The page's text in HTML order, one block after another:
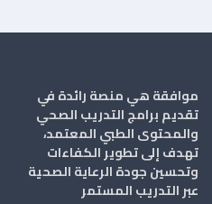
موافقة هي منصة رائدة في
تقديم برامج التدريب الصحي
والمحتوى الطبي المعتمد،
تهدف إلى تطوير الكفاءات
وتحسين جودة الرعاية الصحية
عبر التدريب المستمر